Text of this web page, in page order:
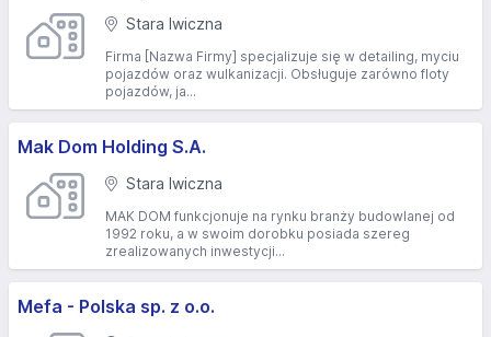
Stara Iwiczna
Firma [Nazwa Firmy] specjalizuje się w detailing, myciu
pojazdów oraz wulkanizacji. Obsługuje zarówno floty
pojazdów, ja...
Mak Dom Holding S.A.
Stara Iwiczna
MAK DOM funkcjonuje na rynku branży budowlanej od
1992 roku, a w swoim dorobku posiada szereg
zrealizowanych inwestycji...
Mefa - Polska sp. z o.o.